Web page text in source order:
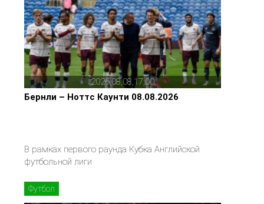
2026,08,08,17,00
Бернли – Ноттс Каунти 08.08.2026
В рамках первого раунда Кубка Английской
футбольной лиги
Футбол